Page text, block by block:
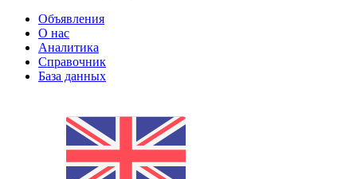
Объявления
О нас
Аналитика
Справочник
База данных